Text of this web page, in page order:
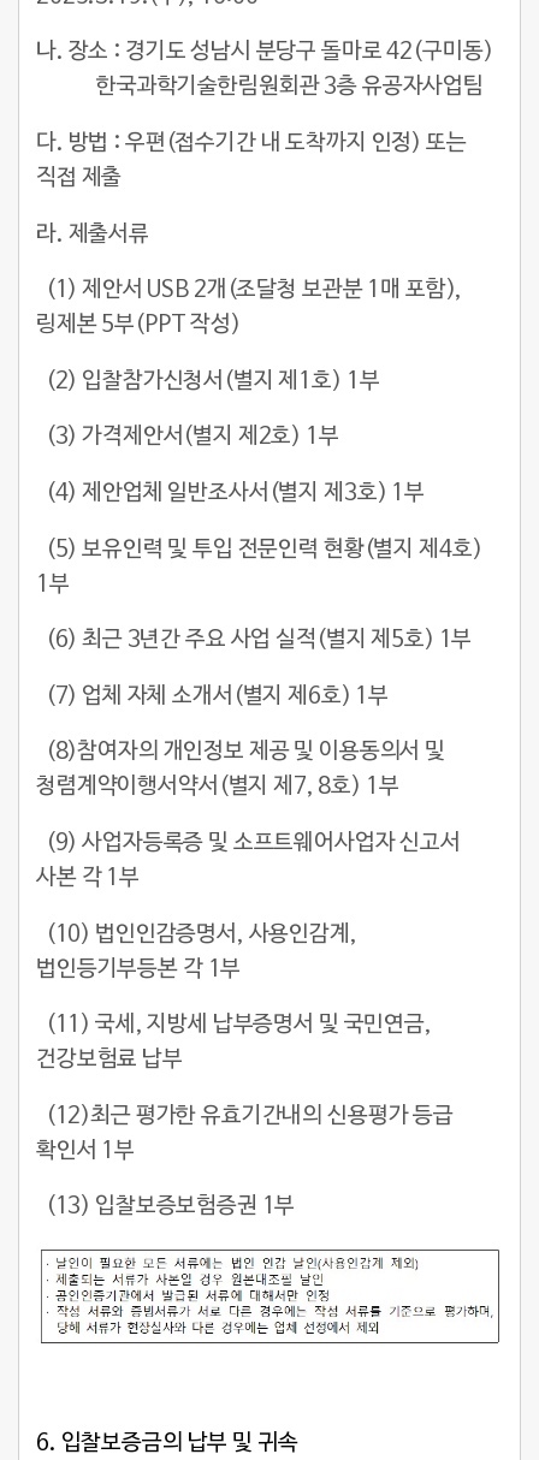
나. 장소 : 경기도 성남시 분당구 돌마로 42(구미동)
한국과학기술한림원회관 3층 유공자사업팀
다. 방법 : 우편(접수기간 내 도착까지 인정) 또는
직접 제출
라. 제출서류
(1) 제안서 USB 2개(조달청 보관분 1매 포함),
링제본 5부(PPT 작성)
(2) 입찰참가신청서(별지 제1호) 1부
(3) 가격제안서(별지 제2호) 1부
(4) 제안업체 일반조사서(별지 제3호) 1부
(5) 보유인력 및 투입 전문인력 현황(별지 제4호)
1부
(6) 최근 3년간 주요 사업 실적(별지 제5호) 1부
(7) 업체 자체 소개서(별지 제6호) 1부
(8)참여자의 개인정보 제공 및 이용동의서 및
청렴계약이행서약서(별지 제7, 8호) 1부
(9) 사업자등록증 및 소프트웨어사업자 신고서
사본 각 1부
(10) 법인인감증명서, 사용인감계,
법인등기부등본 각 1부
(11) 국세, 지방세 납부증명서 및 국민연금,
건강보험료 납부
(12)최근 평가한 유효기간내의 신용평가 등급
확인서 1부
(13) 입찰보증보험증권 1부
6. 입찰보증금의 납부 및 귀속